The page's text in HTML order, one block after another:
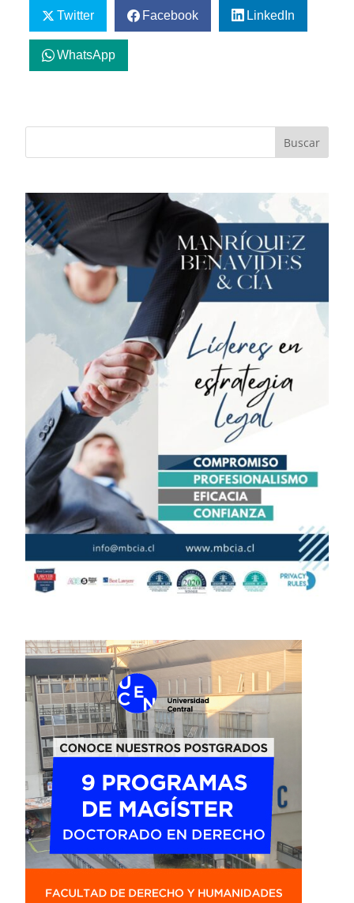
Twitter Facebook LinkedIn
WhatsApp